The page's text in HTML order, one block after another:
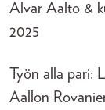
Alvar Aalto &
2025
Työn alla
Aallon